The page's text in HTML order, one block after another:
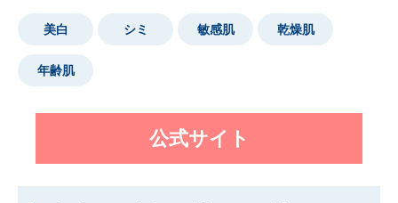
美白 シミ 敏感肌 乾燥肌
年齢肌
公式サイト